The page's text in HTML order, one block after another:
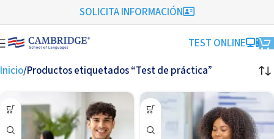
SOLICITA INFORMACIÓN
TEST ONLINE
Inicio Productos etiquetados “Test de práctica”